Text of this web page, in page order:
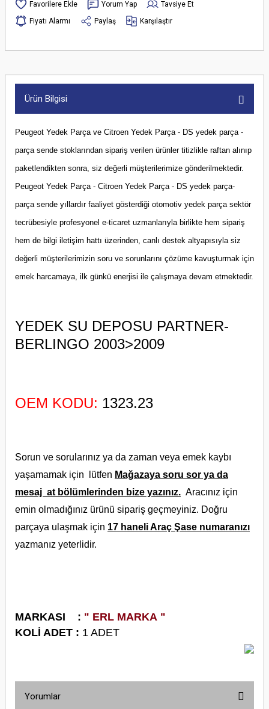
Yorum Yap
Tavsiye Et
Fiyatı Alarmı
Paylaş Karşılaştır
Ürün Bilgisi
Peugeot Yedek Parça ve Citroen Yedek Parça - DS yedek parça -
parça sende stoklarından sipariş verilen ürünler titizlikle raftan alınıp
paketlendikten sonra, siz değerli müşterilerimize gönderilmektedir.
Peugeot Yedek Parça - Citroen Yedek Parça - DS yedek parça-
parça sende yıllardır faaliyet gösterdiği otomotiv yedek parça sektör
tecrübesiyle profesyonel e-ticaret uzmanlarıyla birlikte hem sipariş
hem de bilgi iletişim hattı üzerinden, canlı destek altyapısıyla siz
değerli müşterilerimizin soru ve sorunlarını çözüme kavuşturmak için
emek harcamaya, ilk günkü enerjisi ile çalışmaya devam etmektedir.
YEDEK SU DEPOSU PARTNER-
BERLINGO 2003>2009
OEM KODU: 1323.23
Sorun ve sorularınız ya da zaman veya emek kaybı
yaşamamak için lütfen Mağazaya soru sor ya da
mesaj at bölümlerinden bize yazınız. Aracınız için
emin olmadığınız ürünü sipariş geçmeyiniz. Doğru
parçaya ulaşmak için 17 haneli Araç Şase numaranızı
yazmanız yeterlidir.
MARKASI : " ERL MARKA "
KOLİ ADET : 1 ADET
Yorumlar